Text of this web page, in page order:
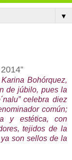
▼
Bohórquez,
de júbilo, pues la
celebra diez
común;
y estética, con
tejidos de la
son sellos de la